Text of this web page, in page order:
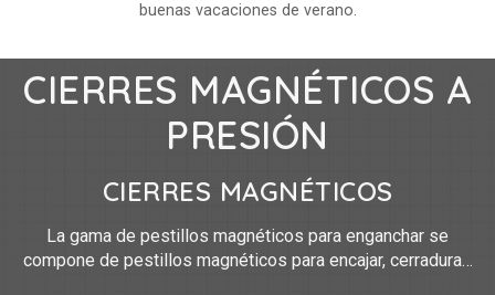
buenas vacaciones de verano.
CIERRES MAGNÉTICOS A
PRESIÓN
CIERRES MAGNÉTICOS
La gama de pestillos magnéticos para enganchar se
compone de pestillos magnéticos para encajar, cerraduras